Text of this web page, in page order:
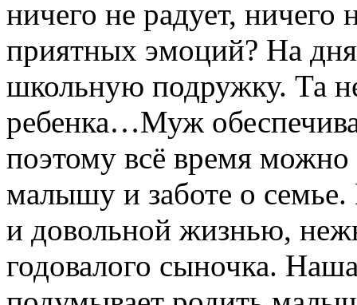
ничего не радует,
приятных эмоций? На
школьную подружку. Та
ребенка…Муж
поэтому всё время
малышу и заботе о семье.
и довольной жизнью,
годовалого сыночка.